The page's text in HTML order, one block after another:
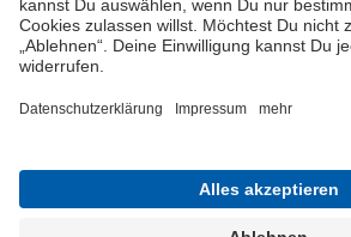
Beratungshotline: 0800 / 5035851
Spendenkonto